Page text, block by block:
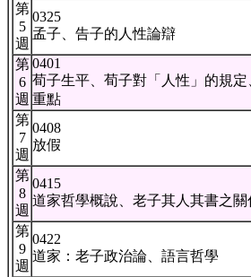
第
5
週
0325
孟子、告子的人性論辯
第
6
週
0401
荀子生平、荀子對「人性」的規
重點
第
7
週
0408
放假
第
8
週
0415
道家哲學概說、老子其人其書之關
第
9
週
0422
道家：老子政治論、語言哲學